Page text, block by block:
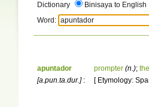
Dictionary
Binisaya to English
Word:
apuntador
[a.pun.ta.dur.]:
prompter (n.);
[ Etymology: